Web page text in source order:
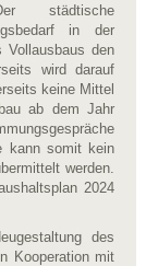
städtische
in der
Vollausbaus den
wird darauf
keine Mittel
ab dem Jahr
kann somit kein
werden.
2024
des
Kooperation mit